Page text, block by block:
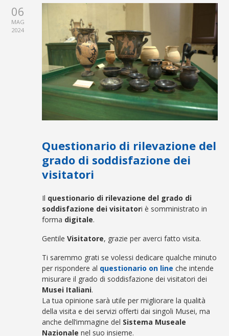
06
MAG
2024
Questionario di rilevazione del
grado di soddisfazione dei
visitatori
Il questionario di rilevazione del grado di
soddisfazione dei visitatori è somministrato in
forma digitale.
GentileVisitatore, grazie per averci fatto visita.
Ti saremmo grati se volessi dedicare qualche minuto
per rispondere al questionario on line che intende
misurare il grado di soddisfazione dei visitatori dei
Musei Italiani.
La tua opinione sarà utile per migliorare la qualità
della visita e dei servizi offerti dai singoli Musei, ma
anche dell’immagine del Sistema Museale
Nazionale nel suo insieme.